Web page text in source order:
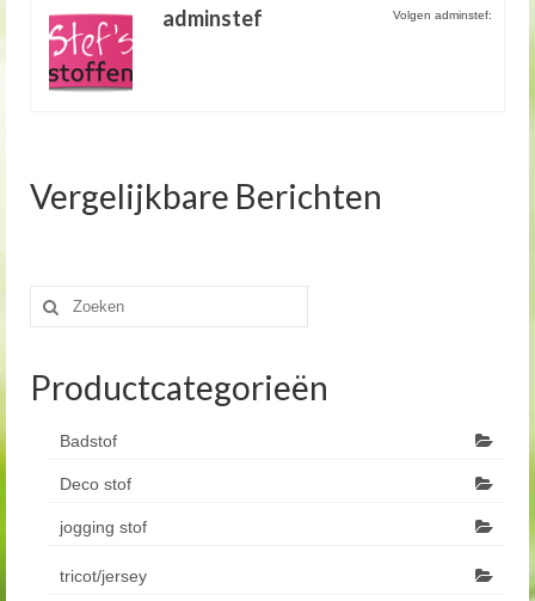
Volgen adminstef:
adminstef
Vergelijkbare Berichten
Zoeken
naar:
Productcategorieën
Badstof
Deco stof
jogging stof
tricot/jersey